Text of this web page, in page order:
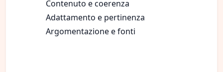
Contenuto e coerenza
Adattamento e pertinenza
Argomentazione e fonti